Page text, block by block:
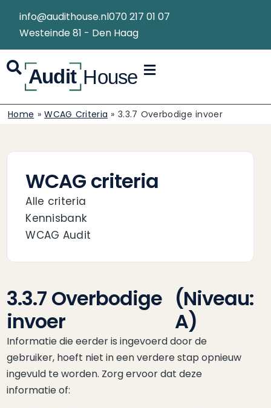
info@audithouse.nl070 217 01 07
Westeinde 81 - Den Haag
Home »WCAG Criteria »3.3.7 Overbodige invoer
3.3.7 Overbodige
invoer
(Niveau:
A)
Informatie die eerder is ingevoerd door de
gebruiker, hoeft niet in een verdere stap opnieuw
ingevuld te worden. Zorg ervoor dat deze
informatie of:
WCAG criteria
Alle criteria
Kennisbank
WCAG Audit